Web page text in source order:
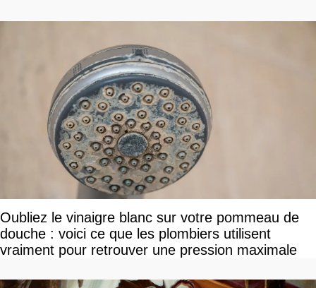
Oubliez le vinaigre blanc sur votre pommeau de
douche : voici ce que les plombiers utilisent
vraiment pour retrouver une pression maximale